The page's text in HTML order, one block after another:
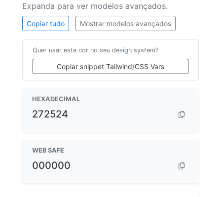
Expanda para ver modelos avançados.
Copiar tudo Mostrar modelos avançados
Quer usar esta cor no seu design system?
Copiar snippet Tailwind/CSS Vars
HEXADECIMAL
272524
WEB SAFE
000000